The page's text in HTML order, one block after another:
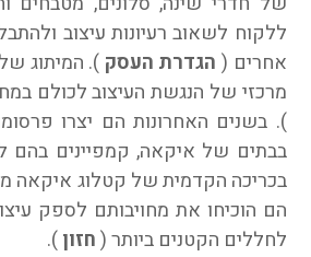
ללקוח לשאוב רעיונות עיצוב
אחרים ( הגדרת העסק ). המיתוג
מרכזי של הנגשת העיצוב לכולם
). בשנים האחרונות הם יצרו
בבתים של איקאה, קמפיינים בהם
הם הוכיחו את מחויבותם לספק
לחללים הקטנים ביותר (חזון).